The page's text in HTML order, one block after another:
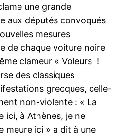
une grande
aux députés convoqués
mesures
de chaque voiture noire
clameur « Voleurs !
des classiques
grecques, celle-
non-violente : « La
ici, à Athènes, je ne
meure ici » a dit à une